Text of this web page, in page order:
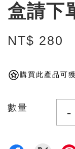
盒請下
NT$ 280
購買此產品可
數量 -